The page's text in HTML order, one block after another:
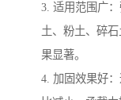
3. 适用范围广
土、粉土、碎
果显著。
4. 加固效果好